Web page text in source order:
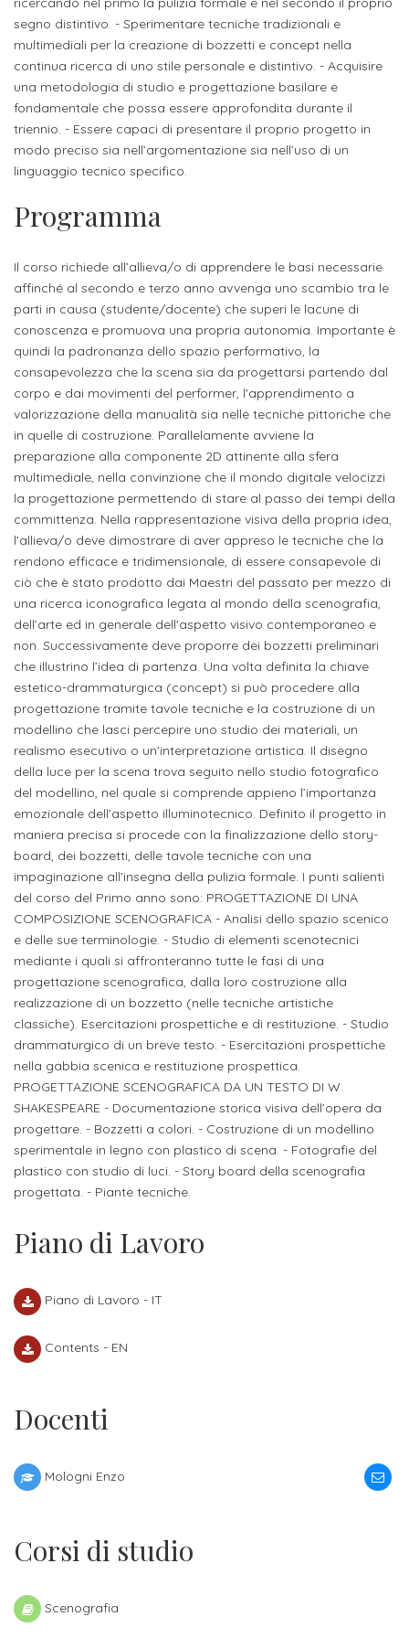
Servizi
allo
studente
Internazionalizzazione
Aziende
Orientamento
Contatti
Didattico
Autorizzazioni
Ministeriali
Nucleo
di
Valutazione
ECTS
Manualistica
Organigramma
Laboratori
e
sede
TERZA
MISSIONE
Progetti
Terza
Missione
CAPITALE
DELLA
CULTURA
2023
BGBS2023
RETE
DI
COLLABORAZIONE
Istituzioni
Amministrazioni
Collaborazioni
Partners
Accademia
SantaGiulia
DIPARTIMENTI
Dipartimento
di
Visive
Dipartimento
di
Comunicazione
e
Didattica
dell'arte
Dipartimento
di
Progettazione
e
Arti
Applicate
DOTTORATI
DI
RICERCA
Arti
Visive
e
Umanesimo
Tecnologico
ALTRI
LIVELLI
DI
FORMAZIONE
Master
Executive
DIDATTICA
Materie
di
studio
Progetti
studenti
Iscrizione
corsi
singoli
Costi
triennio
iscrizione
Come
ERASMUS+
Reclutamento
Concorsi
Progetti
Terza
Missione
OPPORTUNITÀ
INTERNAZIONALI
ERASMUS+
ALLO
STUDIO
Inclusione
Carriera
Alias
Iscrizione
a
corsi
singoli
Laboratori
e
sede
Servizio
di
stampa
Biblioteca
Alloggi
Modulistica
Consulta
Studentesca
SERVIZI
AL
LAVORO
Apprendistato
per
gli
studenti
Stage
di
di
Stage
Apprendistato
per
le
Aziende
Login
OPPORTUNITÀ
PER
GLI
Stage
attivabili
Opportunità
di
lavoro
Aziende
convenzionate
TO-
ONE
Iscrizione
a
corsi
singoli
Gli
per
diventare
un
nostro
studente
Iscriviti
alla
Newsletter
OPPORTUNITÀ
FSL
e
attività
per
gli
Istituti
Superiori
INCONTRIAMOCI
IN
ITALIA
Fiere
e
saloni
dell'orientamento
Iscriviti
alla
Newsletter
IN
ACCADEMIA
Iscriversi
Gli
step
per
diventare
un
nostro
studente
genitore
di
uno
studente
iscritto
docente
referente
d'azienda
segno distintivo. - Sperimentare tecniche tradizionali e
multimediali per la creazione di bozzetti e concept nella
continua ricerca di uno stile personale e distintivo. - Acquisire
una metodologia di studio e progettazione basilare e
fondamentale che possa essere approfondita durante il
triennio. - Essere capaci di presentare il proprio progetto in
modo preciso sia nell’argomentazione sia nell’uso di un
linguaggio tecnico specifico.
Programma
Il corso richiede all’allieva/o di apprendere le basi necessarie
affinché al secondo e terzo anno avvenga uno scambio tra le
parti in causa (studente/docente) che superi le lacune di
conoscenza e promuova una propria autonomia. Importante è
quindi la padronanza dello spazio performativo, la
consapevolezza che la scena sia da progettarsi partendo dal
corpo e dai movimenti del performer, l'apprendimento a
valorizzazione della manualità sia nelle tecniche pittoriche che
in quelle di costruzione. Parallelamente avviene la
preparazione alla componente 2D attinente alla sfera
multimediale, nella convinzione che il mondo digitale velocizzi
la progettazione permettendo di stare al passo dei tempi della
committenza. Nella rappresentazione visiva della propria idea,
l’allieva/o deve dimostrare di aver appreso le tecniche che la
rendono efficace e tridimensionale, di essere consapevole di
ciò che è stato prodotto dai Maestri del passato per mezzo di
una ricerca iconografica legata al mondo della scenografia,
dell’arte ed in generale dell'aspetto visivo contemporaneo e
non. Successivamente deve proporre dei bozzetti preliminari
che illustrino l’idea di partenza. Una volta definita la chiave
estetico-drammaturgica (concept) si può procedere alla
progettazione tramite tavole tecniche e la costruzione di un
modellino che lasci percepire uno studio dei materiali, un
realismo esecutivo o un'interpretazione artistica. Il disegno
della luce per la scena trova seguito nello studio fotografico
del modellino, nel quale si comprende appieno l’importanza
emozionale dell’aspetto illuminotecnico. Definito il progetto in
maniera precisa si procede con la finalizzazione dello story-
board, dei bozzetti, delle tavole tecniche con una
impaginazione all’insegna della pulizia formale. I punti salienti
del corso del Primo anno sono: PROGETTAZIONE DI UNA
COMPOSIZIONE SCENOGRAFICA - Analisi dello spazio scenico
e delle sue terminologie. - Studio di elementi scenotecnici
mediante i quali si affronteranno tutte le fasi di una
progettazione scenografica, dalla loro costruzione alla
realizzazione di un bozzetto (nelle tecniche artistiche
classiche). Esercitazioni prospettiche e di restituzione. - Studio
drammaturgico di un breve testo. - Esercitazioni prospettiche
nella gabbia scenica e restituzione prospettica.
PROGETTAZIONE SCENOGRAFICA DA UN TESTO DI W.
SHAKESPEARE - Documentazione storica visiva dell’opera da
progettare. - Bozzetti a colori. - Costruzione di un modellino
sperimentale in legno con plastico di scena. - Fotografie del
plastico con studio di luci. - Story board della scenografia
progettata. - Piante tecniche.
Piano di Lavoro
Piano di Lavoro - IT
Contents - EN
Docenti
Mologni Enzo
Corsi di studio
Scenografia